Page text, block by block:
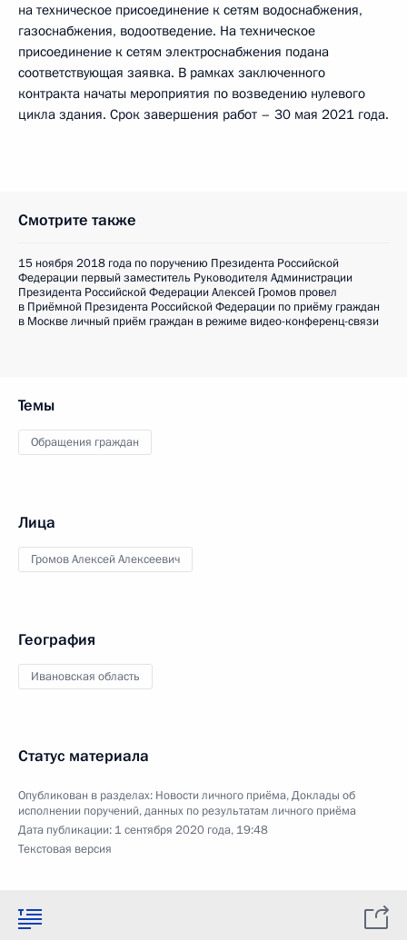
на техническое присоединение к сетям водоснабжения,
газоснабжения, водоотведение. На техническое
присоединение к сетям электроснабжения подана
соответствующая заявка. В рамках заключенного
контракта начаты мероприятия по возведению нулевого
цикла здания. Срок завершения работ – 30 мая 2021 года.
Смотрите также
15 ноября 2018 года по поручению Президента Российской
Федерации первый заместитель Руководителя Администрации
Президента Российской Федерации Алексей Громов провел
в Приёмной Президента Российской Федерации по приёму граждан
в Москве личный приём граждан в режиме видео-конференц-связи
Темы
Обращения граждан
Лица
Громов Алексей Алексеевич
География
Ивановская область
Статус материала
Опубликован в разделах: Новости личного приёма,Доклады об
исполнении поручений, данных по результатам личного приёма
Дата публикации: 1 сентября 2020 года, 19:48
Текстовая версия